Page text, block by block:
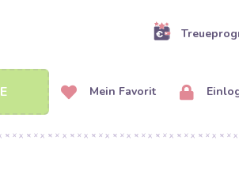
Mein Favorit